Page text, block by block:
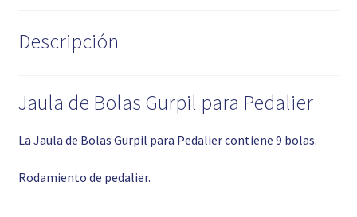
Descripción
Jaula de Bolas Gurpil para Pedalier
La Jaula de Bolas Gurpil para Pedalier contiene 9 bolas.
Rodamiento de pedalier.